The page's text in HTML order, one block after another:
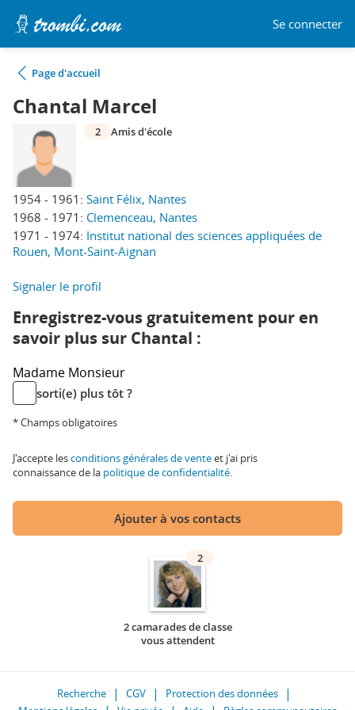
Se connecter
Page d'accueil
Chantal Marcel
1954 - 1961: Saint Félix, Nantes
1968 - 1971: Clemenceau, Nantes
1971 - 1974: Institut national des sciences appliquées de
Rouen, Mont-Saint-Aignan
2 Amis d'école
Signaler le profil
Enregistrez-vous gratuitement pour en
savoir plus sur Chantal :
Madame Monsieur
sorti(e) plus tôt ?
* Champs obligatoires
J'accepte lesconditions générales de venteet j'ai pris
connaissance de la politique de confidentialité.
Ajouter à vos contacts
2
2 camarades de classe
vous attendent
Recherche CGV
Protection des données